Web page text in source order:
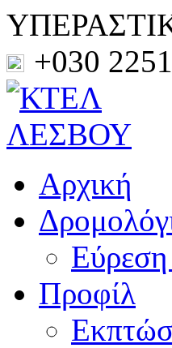
+030
Αρχική
Προφίλ